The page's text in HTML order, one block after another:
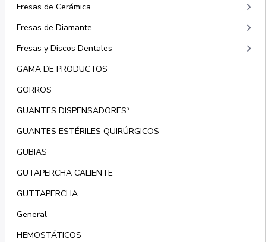
Fresas de Cerámica keyboard_arrow_right
Fresas de Diamante keyboard_arrow_right
Fresas y Discos Dentales keyboard_arrow_right
GAMA DE PRODUCTOS
GORROS
GUANTES DISPENSADORES*
GUANTES ESTÉRILES QUIRÚRGICOS
GUBIAS
GUTAPERCHA CALIENTE
GUTTAPERCHA
General
HEMOSTÁTICOS